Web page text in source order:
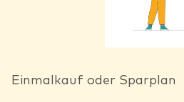
Einmalkauf oder Sparplan